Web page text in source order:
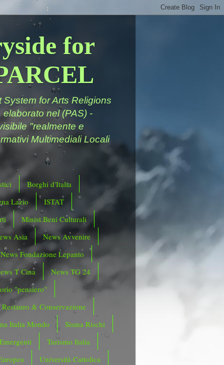
for
for Arts Religions
nel (PAS) -
"realmente e
Multimediali Locali
Borghi d'Italia
Lazio
ISTAT
Minist.Beni Culturali
Asia
News Avvenire
News Fondazione Lepanto
T Cina
News TG 24
"pensiero"
Restauro & Conservazione
Italia Mondo
Sisma Rischi
Turismo Italia
Università Cattolica